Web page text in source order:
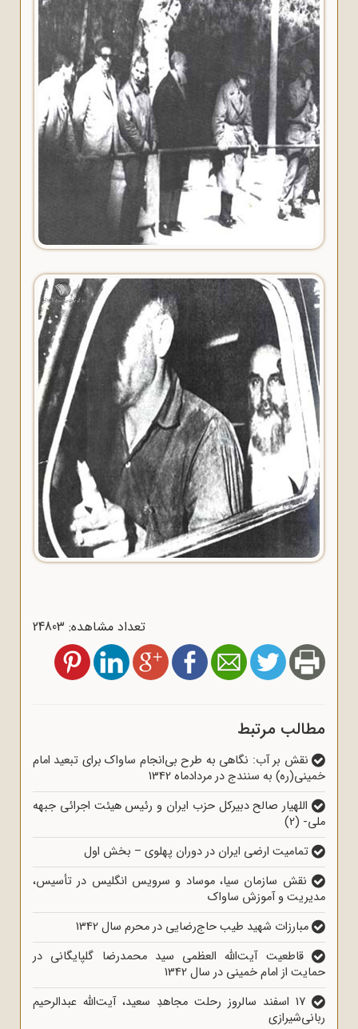
تعداد مشاهده: 24803
مطالب مرتبط
نقش بر آب: نگاهی به طرح بی‌انجام ساواک برای تبعید امام
خمینی(ره) به سنندج در مردادماه 1342
اللهیار صالح دبیرکل حزب ایران و رئیس هیئت اجرائی جبهه
ملی- (2)
تمامیت ارضی ایران در دوران پهلوی – بخش اول
نقش سازمان سیا، موساد و سرویس انگلیس در تأسیس،
مدیریت و آموزش ساواک
مبارزات شهید طیب حاج‌رضایی در محرم سال 1342
قاطعیت آیت‌الله العظمی سید محمدرضا گلپایگانی در
حمایت از امام خمینی در سال 1342
17 اسفند سالروز رحلت مجاهدِ سعید، آیت‌الله عبدالرحیم
ربانی‌شیرازی